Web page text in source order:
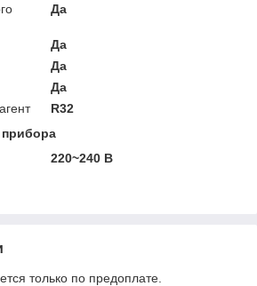
Да
Да
Да
Да
R32
220~240 В
только по предоплате.